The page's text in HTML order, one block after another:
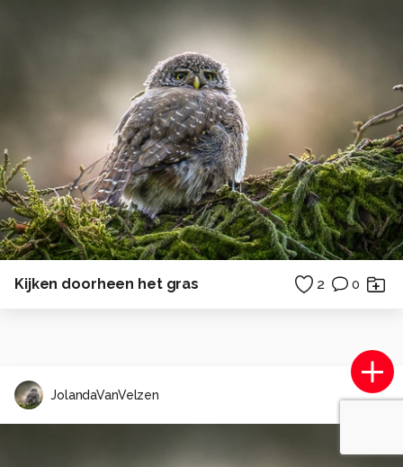
Kijken doorheen het gras 2 0
JolandaVanVelzen